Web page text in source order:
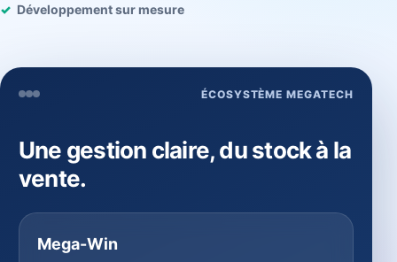
Développement sur mesure
ÉCOSYSTÈME MEGATECH
Une gestion claire, du stock à la
vente.
Mega-Win